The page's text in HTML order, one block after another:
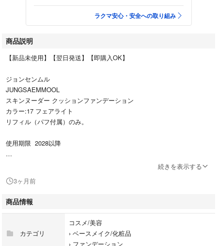
ラクマ安心・安全への取り組み
商品説明
【新品未使用】【翌日発送】【即購入OK】
ジョンセンムル
JUNGSAEMMOOL
スキンヌーダー クッションファンデーション
カラー:17 フェアライト
リフィル（パフ付属）のみ。
使用期限 2028以降
4枚目画像はケースにセットした参考画像です。ケースは付きません。
つい最近レフィルのパッケージデザインがマイナーチェンジされたようで
す。ロゴの色が若干変わっています
複数おまとめ、他出品とおまとめで送料＋お気持ち値引きいたします♪購
続きを表示する
3ヶ月前
商品情報
カテゴリ
コスメ/美容
› ベースメイク/化粧品
› ファンデーション